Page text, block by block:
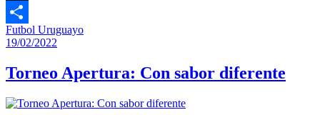
Tumblr
Compartir
Futbol Uruguayo
19/02/2022
Torneo Apertura: Con sabor diferente